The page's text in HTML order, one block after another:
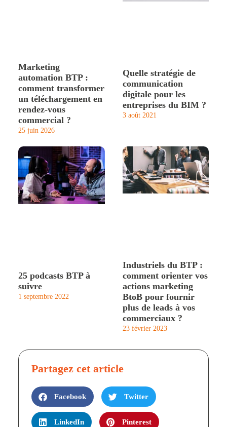
Marketing
automation BTP :
comment transformer
un téléchargement en
rendez-vous
commercial ?
25 juin 2026
Quelle stratégie de
communication
digitale pour les
entreprises du BIM ?
3 août 2021
25 podcasts BTP à
suivre
1 septembre 2022
Industriels du BTP :
comment orienter vos
actions marketing
BtoB pour fournir
plus de leads à vos
commerciaux ?
23 février 2023
Partagez cet article
Facebook Twitter
LinkedIn Pinterest